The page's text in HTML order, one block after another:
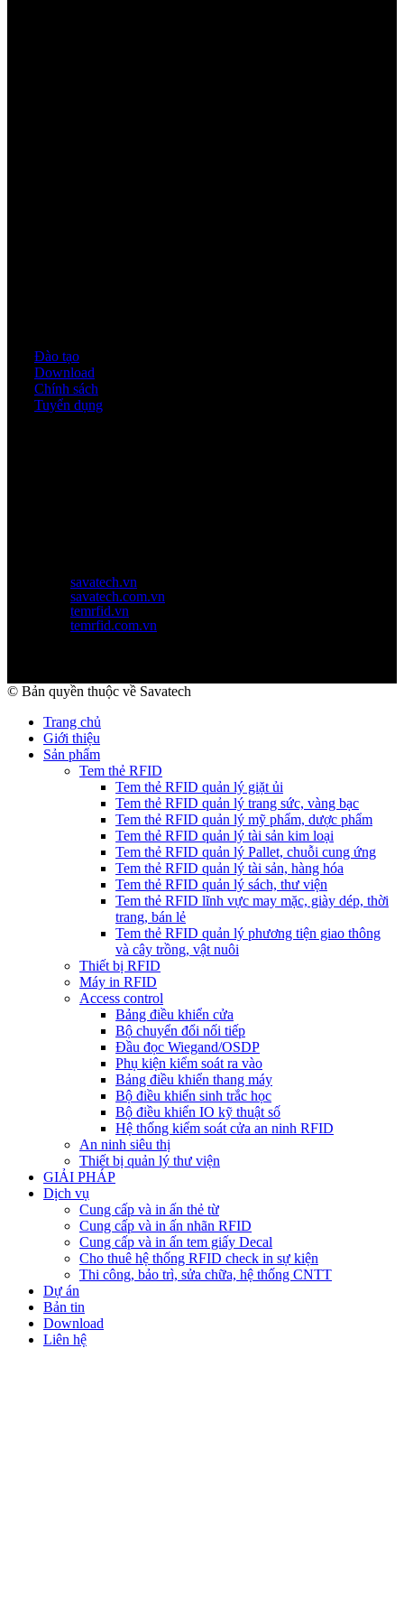
Đào tạo
Download
Chính sách
Tuyển dụng
savatech.vn
savatech.com.vn
temrfid.vn
temrfid.com.vn
© Bản quyền thuộc về Savatech
Trang chủ
Giới thiệu
Sản phẩm
Tem thẻ RFID
Tem thẻ RFID quản lý giặt ủi
Tem thẻ RFID quản lý trang sức, vàng bạc
Tem thẻ RFID quản lý mỹ phẩm, dược phẩm
Tem thẻ RFID quản lý tài sản kim loại
Tem thẻ RFID quản lý Pallet, chuỗi cung ứng
Tem thẻ RFID quản lý tài sản, hàng hóa
Tem thẻ RFID quản lý sách, thư viện
Tem thẻ RFID lĩnh vực may mặc, giày dép, thời
trang, bán lẻ
Tem thẻ RFID quản lý phương tiện giao thông
và cây trồng, vật nuôi
Thiết bị RFID
Máy in RFID
Access control
Bảng điều khiển cửa
Bộ chuyển đổi nối tiếp
Đầu đọc Wiegand/OSDP
Phụ kiện kiểm soát ra vào
Bảng điều khiển thang máy
Bộ điều khiển sinh trắc học
Bộ điều khiển IO kỹ thuật số
Hệ thống kiểm soát cửa an ninh RFID
An ninh siêu thị
Thiết bị quản lý thư viện
GIẢI PHÁP
Dịch vụ
Cung cấp và in ấn thẻ từ
Cung cấp và in ấn nhãn RFID
Cung cấp và in ấn tem giấy Decal
Cho thuê hệ thống RFID check in sự kiện
Thi công, bảo trì, sửa chữa, hệ thống CNTT
Dự án
Bản tin
Download
Liên hệ